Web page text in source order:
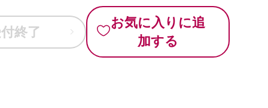
終了
お気に入りに追
加する